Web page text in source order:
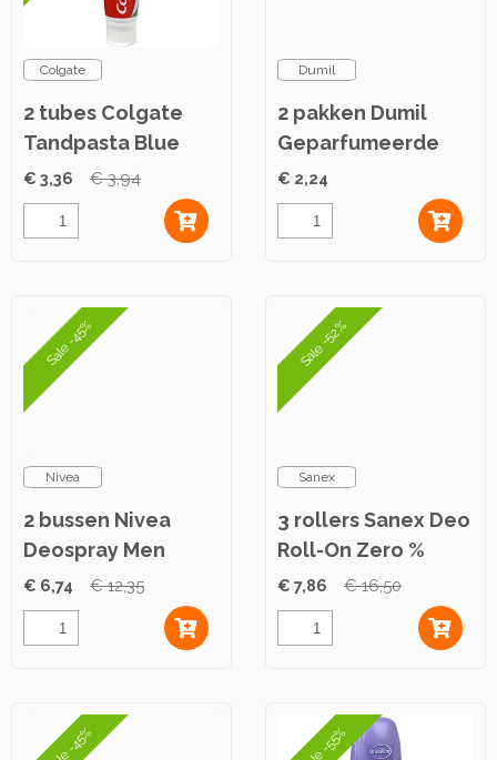
Colgate
2 tubes Colgate
Tandpasta Blue
Fresh Gel 75ml
€ 3,36 € 3,94
Dumil
2 pakken Dumil
Geparfumeerde
Luierzakjes 50st
€ 2,24
Sale -45%
Nivea
2 bussen Nivea
Deospray Men
Sport 150ml
€ 6,74 € 12,35
Sale -52%
Sanex
3 rollers Sanex Deo
Roll-On Zero %
Normal Skin 50ml
€ 7,86 € 16,50